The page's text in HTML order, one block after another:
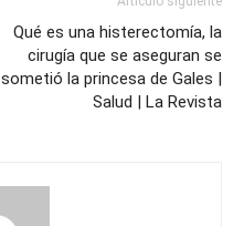
Qué es una histerectomía, la
cirugía que se aseguran se
sometió la princesa de Gales |
Salud | La Revista